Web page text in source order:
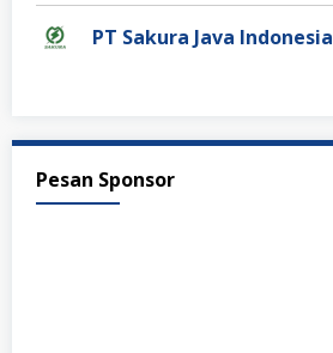
PT Sakura Java Indonesia
Pesan Sponsor